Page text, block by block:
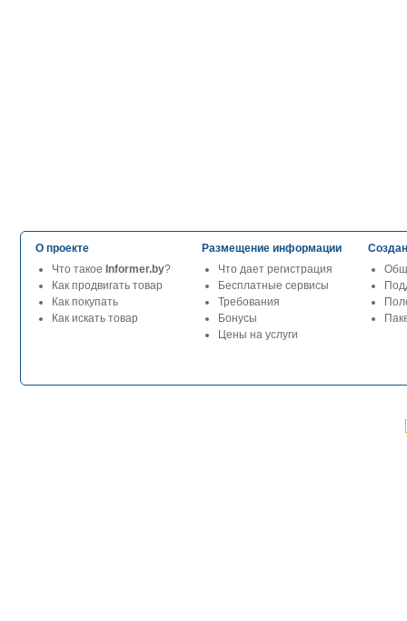
О проекте
Что такое Informer.by?
Как продвигать товар
Как покупать
Как искать товар
Размещение информации
Что дает регистрация
Бесплатные сервисы
Требования
Бонусы
Цены на услуги